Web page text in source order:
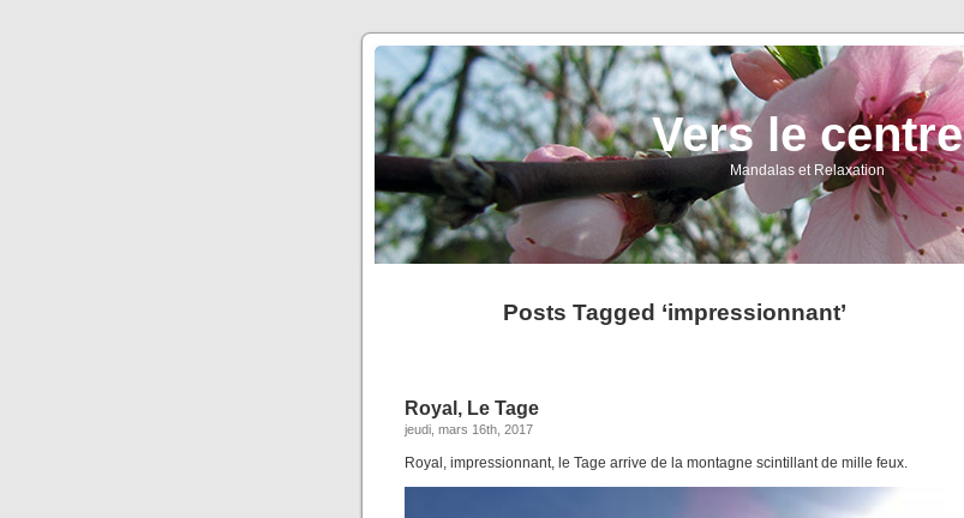
Vers le centre
Mandalas et Relaxation
Posts Tagged ‘impressionnant’
Royal, Le Tage
jeudi, mars 16th, 2017
Royal, impressionnant, le Tage arrive de la montagne scintillant de mille feux.